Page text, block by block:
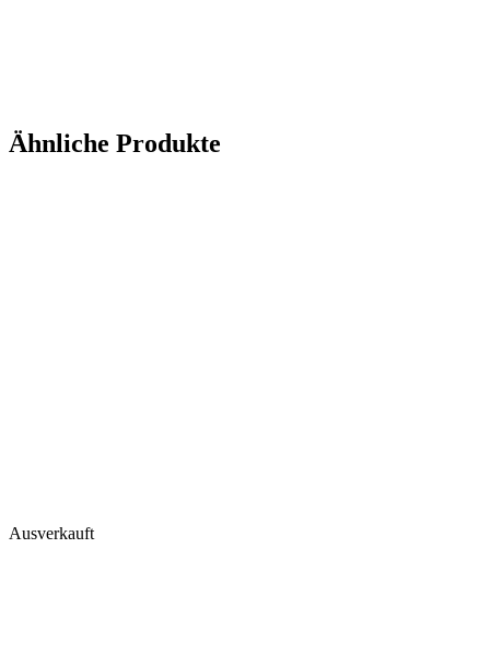
Ähnliche Produkte
Ausverkauft